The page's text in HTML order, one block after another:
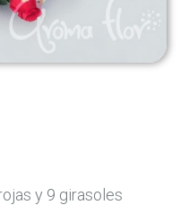
y 9 girasoles